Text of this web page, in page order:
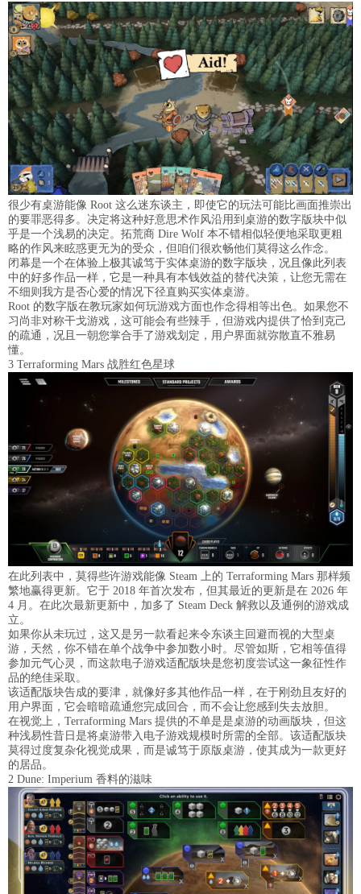
很少有桌游能像 Root 这么迷东谈主，即使它的玩法可能比画面推崇出
的要罪恶得多。决定将这种好意思术作风沿用到桌游的数字版块中似
乎是一个浅易的决定。拓荒商 Dire Wolf 本不错相似轻便地采取更粗
略的作风来眩惑更无为的受众，但咱们很欢畅他们莫得这么作念。
闭幕是一个在体验上极其诚笃于实体桌游的数字版块，况且像此列表
中的好多作品一样，它是一种具有本钱效益的替代决策，让您无需在
不细则我方是否心爱的情况下径直购买实体桌游。
Root 的数字版在教玩家如何玩游戏方面也作念得相等出色。如果您不
习尚非对称干戈游戏，这可能会有些辣手，但游戏内提供了恰到克己
的疏通，况且一朝您掌合手了游戏划定，用户界面就弥散直不雅易
懂。
3 Terraforming Mars 战胜红色星球
在此列表中，莫得些许游戏能像 Steam 上的 Terraforming Mars 那样频
繁地赢得更新。它于 2018 年首次发布，但其最近的更新是在 2026 年
4 月。在此次最新更新中，加多了 Steam Deck 解救以及通例的游戏成
立。
如果你从未玩过，这又是另一款看起来令东谈主回避而视的大型桌
游，天然，你不错在单个战争中参加数小时。尽管如斯，它相等值得
参加元气心灵，而这款电子游戏适配版块是您初度尝试这一象征性作
品的绝佳采取。
该适配版块告成的要津，就像好多其他作品一样，在于刚劲且友好的
用户界面，它会暗暗疏通您完成回合，而不会让您感到失去放胆。
在视觉上，Terraforming Mars 提供的不单是是桌游的动画版块，但这
种浅易性昔日是将桌游带入电子游戏规模时所需的全部。该适配版块
莫得过度复杂化视觉成果，而是诚笃于原版桌游，使其成为一款更好
的居品。
2 Dune: Imperium 香料的滋味